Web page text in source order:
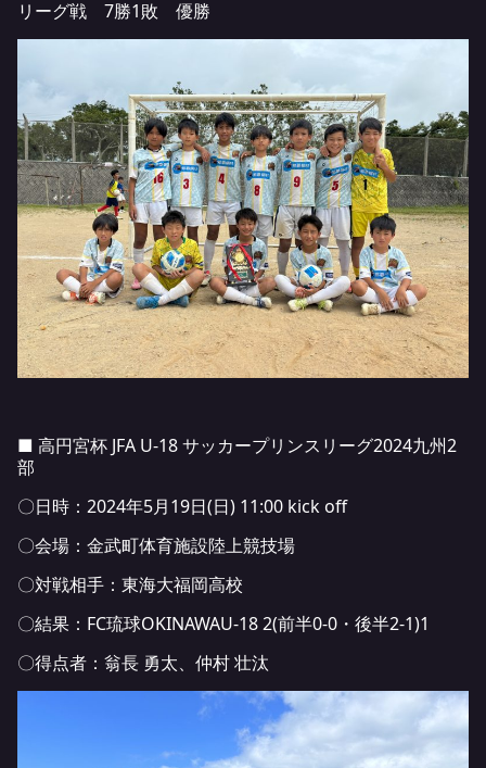
リーグ戦 7勝1敗 優勝
■ 高円宮杯 JFA U-18 サッカープリンスリーグ2024九州2
部
〇日時：2024年5月19日(日) 11:00 kick off
〇会場：金武町体育施設陸上競技場
〇対戦相手：東海大福岡高校
〇結果：FC琉球OKINAWAU-18 2(前半0-0・後半2-1)1
〇得点者：翁長 勇太、仲村 壮汰